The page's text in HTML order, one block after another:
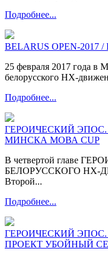
Подробнее...
BELARUS OPEN-
25 февраля 2017 года в
белорусского НХ-
Подробнее...
ГЕРОИЧЕСКИЙ
МИНСКА МОВА CUP
В четвертой главе
БЕЛОРУССКОГО НХ-
Второй...
Подробнее...
ГЕРОИЧЕСКИЙ
ПРОЕКТ УБОЙНЫЙ